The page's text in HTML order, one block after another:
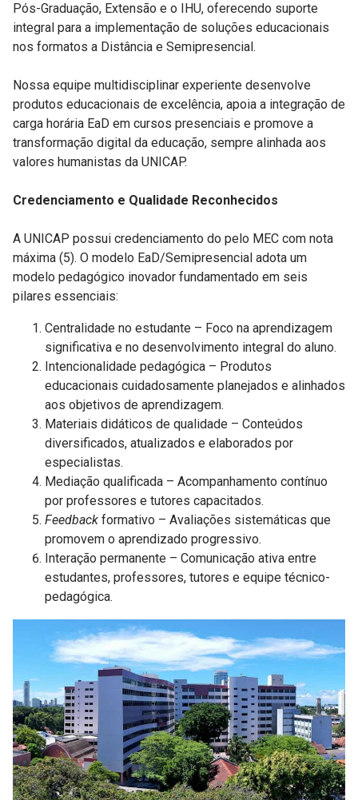
Pós-Graduação, Extensão e o IHU, oferecendo suporte
integral para a implementação de soluções educacionais
nos formatos a Distância e Semipresencial.
Nossa equipe multidisciplinar experiente desenvolve
produtos educacionais de excelência, apoia a integração de
carga horária EaD em cursos presenciais e promove a
transformação digital da educação, sempre alinhada aos
valores humanistas da UNICAP.
Credenciamento e Qualidade Reconhecidos
A UNICAP possui credenciamento do pelo MEC com nota
máxima (5). O modelo EaD/Semipresencial adota um
modelo pedagógico inovador fundamentado em seis
pilares essenciais:
Centralidade no estudante – Foco na aprendizagem
significativa e no desenvolvimento integral do aluno.
Intencionalidade pedagógica – Produtos
educacionais cuidadosamente planejados e alinhados
aos objetivos de aprendizagem.
Materiais didáticos de qualidade – Conteúdos
diversificados, atualizados e elaborados por
especialistas.
Mediação qualificada – Acompanhamento contínuo
por professores e tutores capacitados.
Feedback formativo – Avaliações sistemáticas que
promovem o aprendizado progressivo.
Interação permanente – Comunicação ativa entre
estudantes, professores, tutores e equipe técnico-
pedagógica.